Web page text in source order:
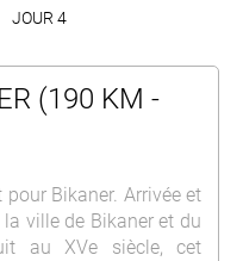
JOUR 4
(190 KM -
pour Bikaner. Arrivée et
ville de Bikaner et du
au XVe siècle, cet